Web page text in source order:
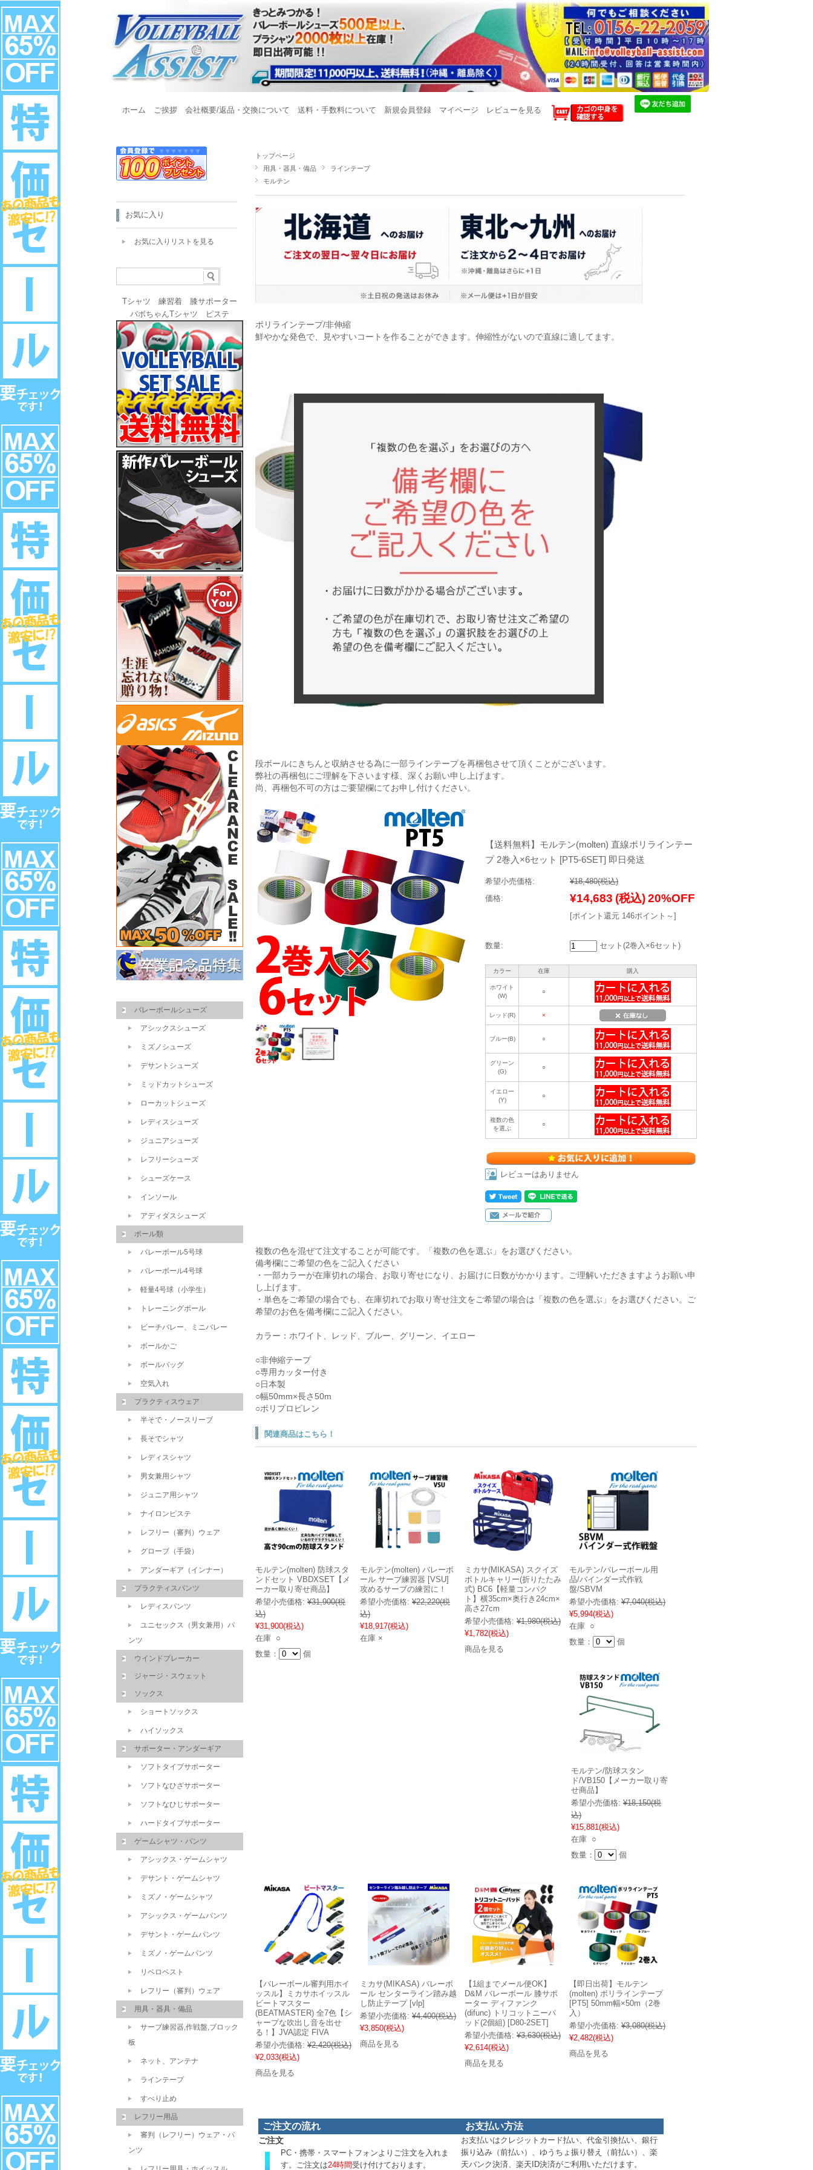
ホーム ご挨拶 会社概要/返品・交換について 送料・手数料について 新規会員登録 マイページ レビューを見る
トップページ
用具・器具・備品
ラインテープ
モルテン
ポリラインテープ/非伸縮
鮮やかな発色で、見やすいコートを作ることができます。伸縮性がないので直線に適してます。
段ボールにきちんと収納させる為に一部ラインテープを再梱包させて頂くことがございます。
弊社の再梱包にご理解を下さいます様、深くお願い申し上げます。
尚、再梱包不可の方はご要望欄にてお申し付けください。
【送料無料】モルテン(molten) 直線ポリラインテー
プ 2巻入×6セット [PT5-6SET] 即日発送
希望小売価格: ¥18,480(税込)
価格:
¥14,683 (税込)20%OFF
[ポイント還元 146ポイント～]
数量: セット(2巻入×6セット)
カラー 在庫 購入
ホワイト
(W)
○
レッド(R) ×
ブルー(B) ○
グリーン
(G)
○
イエロー
(Y)
○
複数の色
を選ぶ
○
レビューはありません
複数の色を混ぜて注文することが可能です。「複数の色を選ぶ」をお選びください。
備考欄にご希望の色をご記入ください
・一部カラーが在庫切れの場合、お取り寄せになり、お届けに日数がかかります。ご理解いただきますようお願い申
し上げます。
・単色をご希望の場合でも、在庫切れでお取り寄せ注文をご希望の場合は「複数の色を選ぶ」をお選びください。ご
希望のお色を備考欄にご記入ください。
カラー：ホワイト、レッド、ブルー、グリーン、イエロー
○非伸縮テープ
○専用カッター付き
○日本製
○幅50mm×長さ50m
○ポリプロピレン
関連商品はこちら！
モルテン(molten) 防球スタ
ンドセット VBDXSET【メ
ーカー取り寄せ商品】
希望小売価格: ¥31,900(税
込)
¥31,900(税込)
在庫 ○
数量：
個
モルテン(molten) バレーボ
ール サーブ練習器 [VSU]
攻めるサーブの練習に！
希望小売価格: ¥22,220(税
込)
¥18,917(税込)
在庫 ×
ミカサ(MIKASA) スクイズ
ボトルキャリー(折りたたみ
式) BC6【軽量コンパク
ト】横35cm×奥行き24cm×
高さ27cm
希望小売価格: ¥1,980(税込)
¥1,782(税込)
商品を見る
モルテン/バレーボール用
品/バインダー式作戦
盤/SBVM
希望小売価格: ¥7,040(税込)
¥5,994(税込)
在庫 ○
数量：
個
モルテン/防球スタン
ド/VB150【メーカー取り寄
せ商品】
希望小売価格: ¥18,150(税
込)
¥15,881(税込)
在庫 ○
数量：
個
【バレーボール審判用ホイ
ッスル】ミカサホイッスル
ビートマスター
(BEATMASTER) 全7色【シ
ャープな吹出し音を出せ
る！】JVA認定 FIVA
希望小売価格: ¥2,420(税込)
¥2,033(税込)
商品を見る
ミカサ(MIKASA) バレーボ
ール センターライン踏み越
し防止テープ [vlp]
希望小売価格: ¥4,400(税込)
¥3,850(税込)
商品を見る
【1組までメール便OK】
D&M バレーボール 膝サポ
ーター ディファンク
(difunc) トリコットニーパ
ッド(2個組) [D80-2SET]
希望小売価格: ¥3,630(税込)
¥2,614(税込)
商品を見る
【即日出荷】モルテン
(molten) ポリラインテープ
[PT5] 50mm幅×50m（2巻
入）
希望小売価格: ¥3,080(税込)
¥2,482(税込)
商品を見る
ご注文の流れ
ご注文
PC・携帯・スマートフォンよりご注文を入れま
す。ご注文は24時間受け付けております。
お支払い方法
お支払いはクレジットカード払い、代金引換払い、銀行
振り込み（前払い）、ゆうちょ振り替え（前払い）、楽
天バンク決済、楽天ID決済がご利用いただけます。
お気に入り
お気に入りリストを見る
Tシャツ 練習着
膝サポーター
バボちゃんTシャツ
ピステ
バレーボールシューズ
アシックスシューズ
ミズノシューズ
デサントシューズ
ミッドカットシューズ
ローカットシューズ
レディスシューズ
ジュニアシューズ
レフリーシューズ
シューズケース
インソール
アディダスシューズ
ボール類
バレーボール5号球
バレーボール4号球
軽量4号球（小学生）
トレーニングボール
ビーチバレー、ミニバレー
ボールかご
ボールバッグ
空気入れ
プラクティスウェア
半そで・ノースリーブ
長そでシャツ
レディスシャツ
男女兼用シャツ
ジュニア用シャツ
ナイロンピステ
レフリー（審判）ウェア
グローブ（手袋）
アンダーギア（インナー）
プラクティスパンツ
レディスパンツ
ユニセックス（男女兼用）パ
ンツ
ウインドブレーカー
ジャージ・スウェット
ソックス
ショートソックス
ハイソックス
サポーター・アンダーギア
ソフトタイプサポーター
ソフトなひざサポーター
ソフトなひじサポーター
ハードタイプサポーター
ゲームシャツ・パンツ
アシックス・ゲームシャツ
デサント・ゲームシャツ
ミズノ・ゲームシャツ
アシックス・ゲームパンツ
デサント・ゲームパンツ
ミズノ・ゲームパンツ
リベロベスト
レフリー（審判）ウェア
用具・器具・備品
サーブ練習器,作戦盤,ブロック
板
ネット、アンテナ
ラインテープ
すべり止め
レフリー用品
審判（レフリー）ウェア・パ
ンツ